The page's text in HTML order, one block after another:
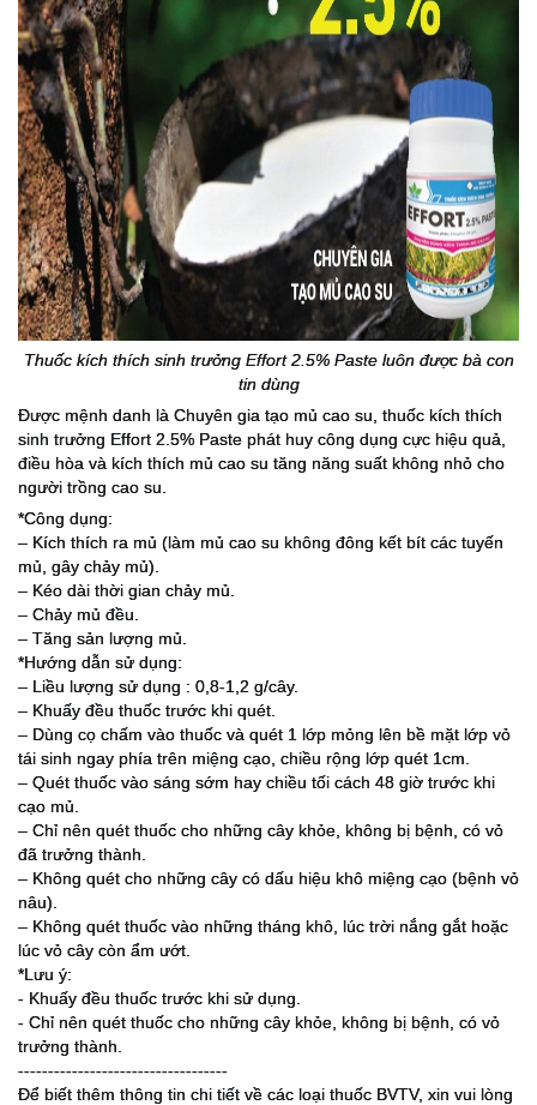
Thuốc kích thích sinh trưởng Effort 2.5% Paste luôn được bà con
tin dùng
Được mệnh danh là Chuyên gia tạo mủ cao su, thuốc kích thích
sinh trưởng Effort 2.5% Paste phát huy công dụng cực hiệu quả,
điều hòa và kích thích mủ cao su tăng năng suất không nhỏ cho
người trồng cao su.
*Công dụng:
– Kích thích ra mủ (làm mủ cao su không đông kết bít các tuyến
mủ, gây chảy mủ).
– Kéo dài thời gian chảy mủ.
– Chảy mủ đều.
– Tăng sản lượng mủ.
*Hướng dẫn sử dụng:
– Liều lượng sử dụng : 0,8-1,2 g/cây.
– Khuấy đều thuốc trước khi quét.
– Dùng cọ chấm vào thuốc và quét 1 lớp mỏng lên bề mặt lớp vỏ
tái sinh ngay phía trên miệng cạo, chiều rộng lớp quét 1cm.
– Quét thuốc vào sáng sớm hay chiều tối cách 48 giờ trước khi
cạo mủ.
– Chỉ nên quét thuốc cho những cây khỏe, không bị bệnh, có vỏ
đã trưởng thành.
– Không quét cho những cây có dấu hiệu khô miệng cạo (bệnh vỏ
nâu).
– Không quét thuốc vào những tháng khô, lúc trời nắng gắt hoặc
lúc vỏ cây còn ẩm ướt.
*Lưu ý:
- Khuấy đều thuốc trước khi sử dụng.
- Chỉ nên quét thuốc cho những cây khỏe, không bị bệnh, có vỏ
trưởng thành.
-----------------------------------
Để biết thêm thông tin chi tiết về các loại thuốc BVTV, xin vui lòng